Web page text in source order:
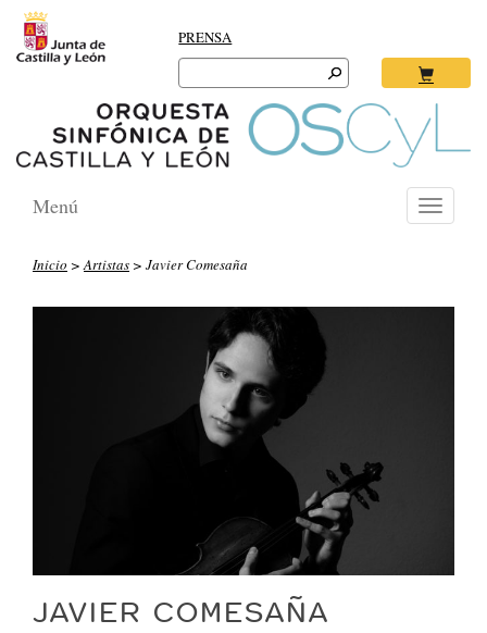
PRENSA
Search
for:
Toggle
Menú
Inicio >Artistas > Javier Comesaña
JAVIER COMESAÑA